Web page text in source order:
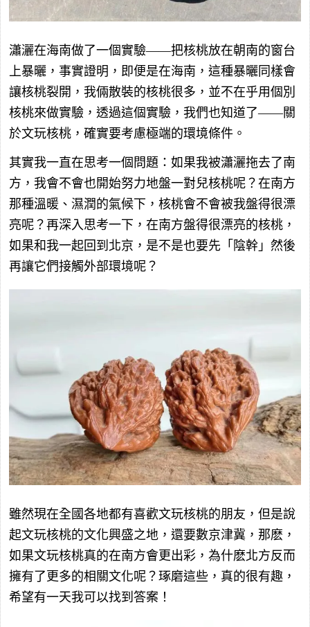
瀟灑在海南做了一個實驗——把核桃放在朝南的窗台
上暴曬，事實證明，即便是在海南，這種暴曬同樣會
讓核桃裂開，我倆散裝的核桃很多，並不在乎用個別
核桃來做實驗，透過這個實驗，我們也知道了——關
於文玩核桃，確實要考慮極端的環境條件。
其實我一直在思考一個問題：如果我被瀟灑拖去了南
方，我會不會也開始努力地盤一對兒核桃呢？在南方
那種溫暖、濕潤的氣候下，核桃會不會被我盤得很漂
亮呢？再深入思考一下，在南方盤得很漂亮的核桃，
如果和我一起回到北京，是不是也要先「陰幹」然後
再讓它們接觸外部環境呢？
雖然現在全國各地都有喜歡文玩核桃的朋友，但是說
起文玩核桃的文化興盛之地，還要數京津冀，那麽，
如果文玩核桃真的在南方會更出彩，為什麽北方反而
擁有了更多的相關文化呢？琢磨這些，真的很有趣，
希望有一天我可以找到答案！